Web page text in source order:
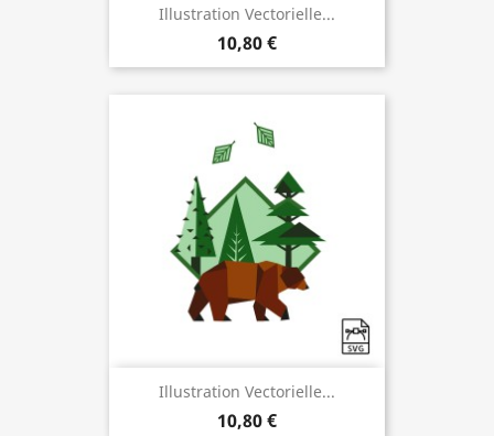
Illustration Vectorielle...
10,80 €
Illustration Vectorielle...
10,80 €